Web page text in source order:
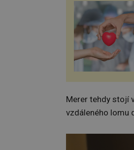
Merer tehdy stojí
vzdáleného lomu